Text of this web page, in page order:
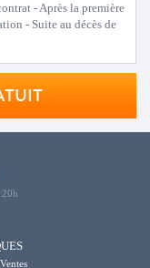
- Après la première
- Suite au décès de